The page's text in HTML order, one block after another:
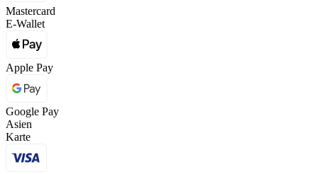
Mastercard
E-Wallet
Apple Pay
Google Pay
Asien
Karte